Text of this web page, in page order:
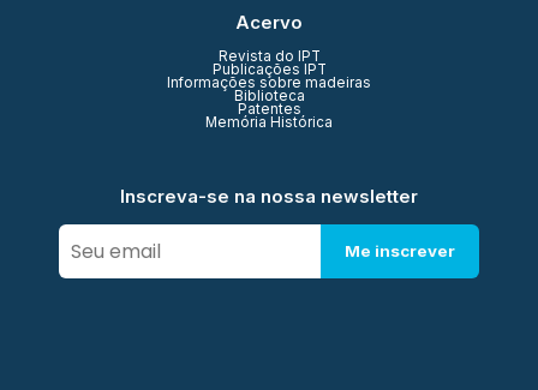
Acervo
Revista do IPT
Publicações IPT
Informações sobre madeiras
Biblioteca
Patentes
Memória Histórica
Inscreva-se na nossa newsletter
Me inscrever